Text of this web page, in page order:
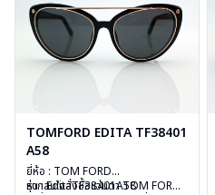
TOMFORD EDITA TF38401
A58
ยี่ห้อ : TOM FORD
รุ่น : EditaTF38401A58
หากสนใจสั่งชื้อแว่นตา TOM FORD